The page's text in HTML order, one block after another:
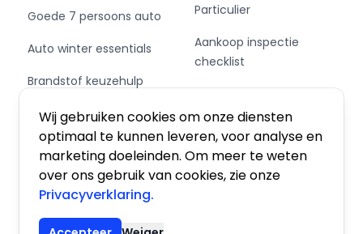
Wij gebruiken cookies om onze diensten
optimaal te kunnen leveren, voor analyse en
marketing doeleinden. Om meer te weten
over ons gebruik van cookies, zie onze
Privacyverklaring.
Goede 7 persoons auto
Auto winter essentials
Brandstof keuzehulp
Schakel of automaat?
Particulier
Aankoop inspectie
checklist
Private Leasen,
Financieren of Kopen?